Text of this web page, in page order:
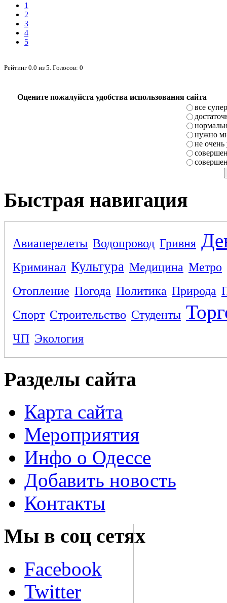
1
2
3
4
5
Рейтинг 0.0 из 5 . Голосов: 0
Оцените пожалуйста удобства использования сайта
все супер
нужно
не очень
Быстрая навигация
Авиаперелеты Водопровод Гривня
Криминал Культура Медицина Метро
Отопление Погода Политика Природа
Спорт Строительство Студенты
ЧП Экология
Разделы сайта
Карта сайта
Мероприятия
Инфо о Одессе
Добавить новость
Контакты
Мы в соц сетях
Facebook
Twitter